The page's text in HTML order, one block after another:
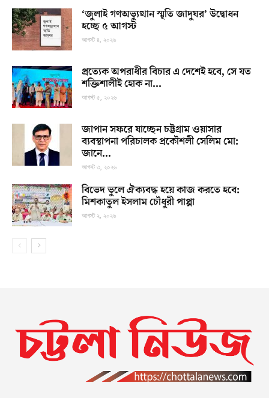
‘জুলাই গণঅভ্যুত্থান স্মৃতি জাদুঘর’ উদ্বোধন
হচ্ছে ৫ আগস্ট
আগস্ট ৪, ২০২৬
প্রত্যেক অপরাধীর বিচার এ দেশেই হবে, সে যত
শক্তিশালীই হোক না...
আগস্ট ৫, ২০২৬
জাপান সফরে যাচ্ছেন চট্টগ্রাম ওয়াসার
ব্যবস্থাপনা পরিচালক প্রকৌশলী সেলিম মো:
জানে...
আগস্ট ৩, ২০২৬
বিভেদ ভুলে ঐক্যবদ্ধ হয়ে কাজ করতে হবে:
মিশকাতুল ইসলাম চৌধুরী পাপ্পা
আগস্ট ২, ২০২৬